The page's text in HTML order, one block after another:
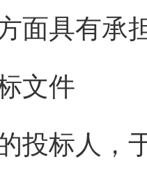
面具有承
文件
投标人，